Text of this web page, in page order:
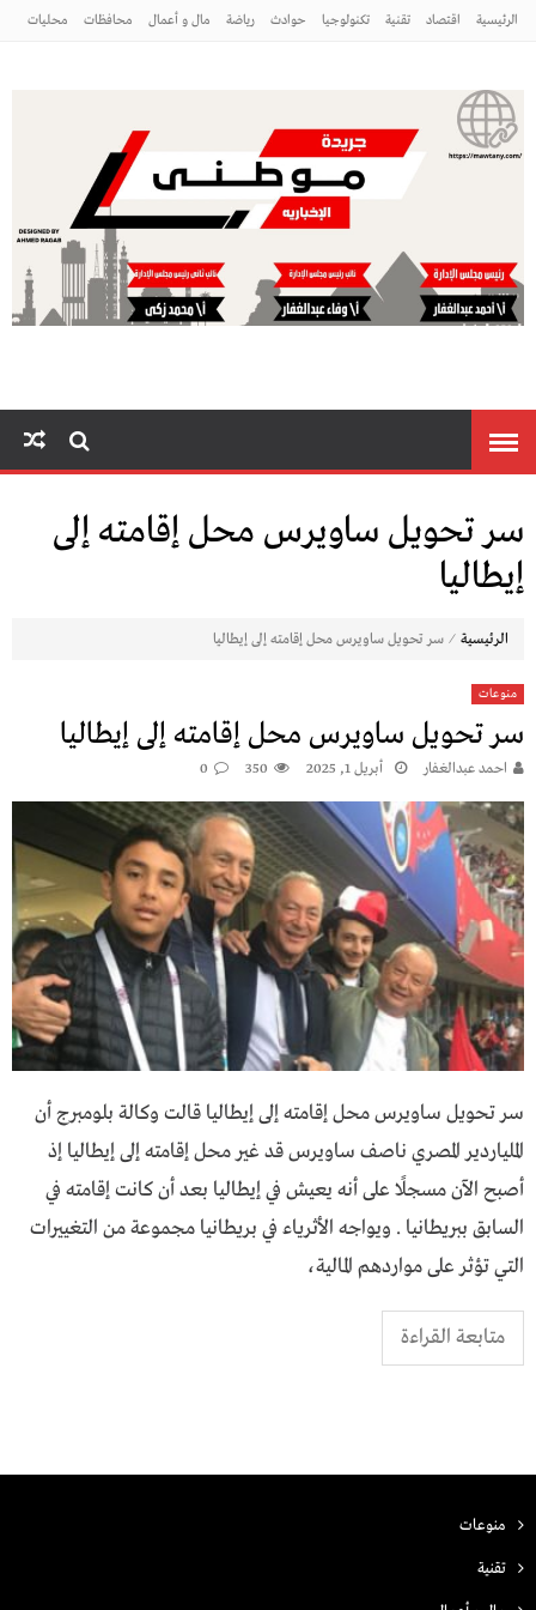
الرئيسية اقتصاد تقنية تكنولوجيا حوادث رياضة مال و أعمال محافظات محليات
سر تحويل ساويرس محل إقامته إلى
إيطاليا
الرئيسية ⁄ سر تحويل ساويرس محل إقامته إلى إيطاليا
منوعات
سر تحويل ساويرس محل إقامته إلى إيطاليا
احمد عبدالغفار أبريل 1, 2025 350
0
سر تحويل ساويرس محل إقامته إلى إيطاليا قالت وكالة بلومبرج أن
الملياردير المصري ناصف ساويرس قد غير محل إقامته إلى إيطاليا إذ
أصبح الآن مسجلًا على أنه يعيش في إيطاليا بعد أن كانت إقامته في
السابق ببريطانيا . ويواجه الأثرياء في بريطانيا مجموعة من التغييرات
التي تؤثر على مواردهم المالية،
متابعة القراءة
منوعات
تقنية